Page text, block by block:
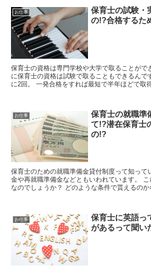
お仕事
保育士の試験・
の!?合格するた
保育士の資格は専門学校や大学で取ることができます。
に保育士の資格は試験で取ることもできるんです。 保育士試
に2回。 一発合格をすれば最短で半年ほどで取得できてしまうんで
お仕事
保育士の就職準
て!?潜在保育士
の!?
保育士のための就職準備金貸付制度って知っています
金や再就職準備金などともいわれています。 これはどのような制度
なのでしょうか？ どのような条件で貰えるのかなど、まとめていき
お仕事
保育士に英語っ
があるって聞い